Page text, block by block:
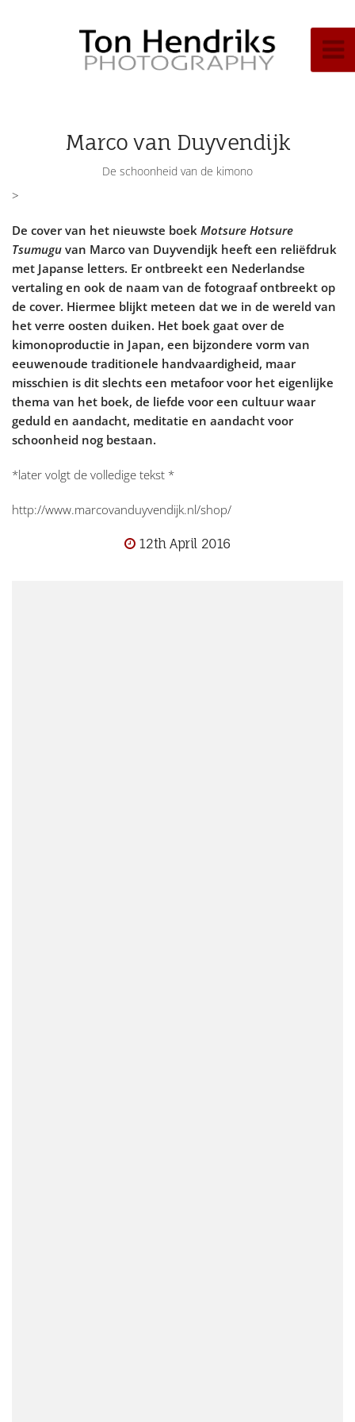
Marco van Duyvendijk
De schoonheid van de kimono
>
De cover van het nieuwste boek Motsure Hotsure
Tsumugu van Marco van Duyvendijk heeft een reliëfdruk
met Japanse letters. Er ontbreekt een Nederlandse
vertaling en ook de naam van de fotograaf ontbreekt op
de cover. Hiermee blijkt meteen dat we in de wereld van
het verre oosten duiken. Het boek gaat over de
kimonoproductie in Japan, een bijzondere vorm van
eeuwenoude traditionele handvaardigheid, maar
misschien is dit slechts een metafoor voor het eigenlijke
thema van het boek, de liefde voor een cultuur waar
geduld en aandacht, meditatie en aandacht voor
schoonheid nog bestaan.
*later volgt de volledige tekst *
http://www.marcovanduyvendijk.nl/shop/
12th April 2016